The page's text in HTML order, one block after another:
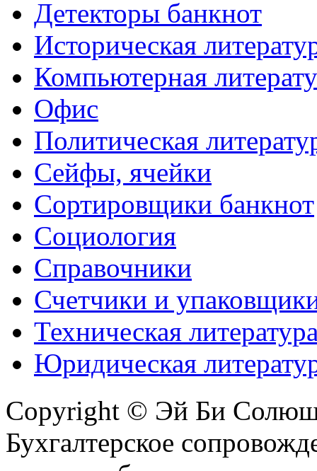
Детекторы банкнот
Историческая
Компьютерная
Офис
Политическая
Сейфы, ячейки
Сортировщики банкнот
Социология
Справочники
Счетчики и
Техническая
Юридическая
Copyright © Эй Би
Бухгалтерское